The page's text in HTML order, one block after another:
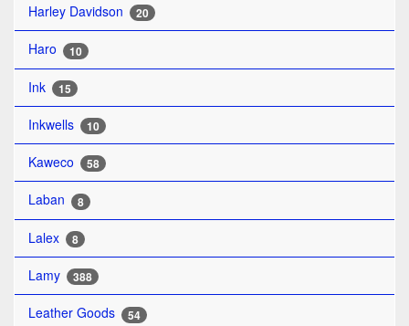
Harley Davidson 20
Haro 10
Ink 15
Inkwells 10
Kaweco 58
Laban 8
Lalex 8
Lamy 388
Leather Goods 54